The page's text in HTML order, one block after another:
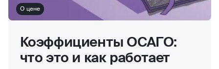
О цене
Коэффициенты ОСАГО:
что это и как работает